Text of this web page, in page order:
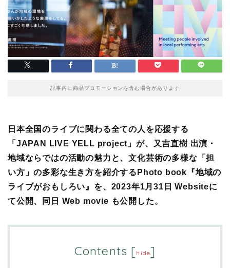
記事内に商品プロモーションを含む場合があります
日本全国のライブに関わる全ての人を応援する
「JAPAN LIVE YELL project」が、又吉直樹 出演・
地域ならではの活動の魅力と、文化芸術の多様な「担
い方」の多彩な生き方を紹介するPhoto book 『地域の
ライブがおもしろい』 を、 2023年1月31日 Websiteに
て公開、同日 Web movie も公開した。
Contents [hide]